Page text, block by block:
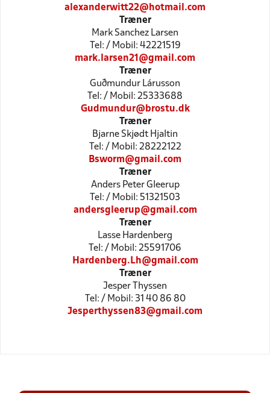
alexanderwitt22@hotmail.com
Træner
Mark Sanchez Larsen
Tel: / Mobil: 42221519
mark.larsen21@gmail.com
Træner
Guðmundur Lárusson
Tel: / Mobil: 25333688
Gudmundur@brostu.dk
Træner
Bjarne Skjødt Hjaltin
Tel: / Mobil: 28222122
Bsworm@gmail.com
Træner
Anders Peter Gleerup
Tel: / Mobil: 51321503
andersgleerup@gmail.com
Træner
Lasse Hardenberg
Tel: / Mobil: 25591706
Hardenberg.Lh@gmail.com
Træner
Jesper Thyssen
Tel: / Mobil: 31 40 86 80
Jesperthyssen83@gmail.com